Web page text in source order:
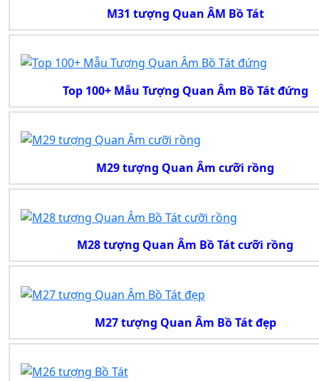
M31 tượng Quan ÂM Bồ Tát
Top 100+ Mẫu Tượng Quan Âm Bồ Tát đứng
M29 tượng Quan Âm cưỡi rồng
M28 tượng Quan Âm Bồ Tát cưỡi rồng
M27 tượng Quan Âm Bồ Tát đẹp